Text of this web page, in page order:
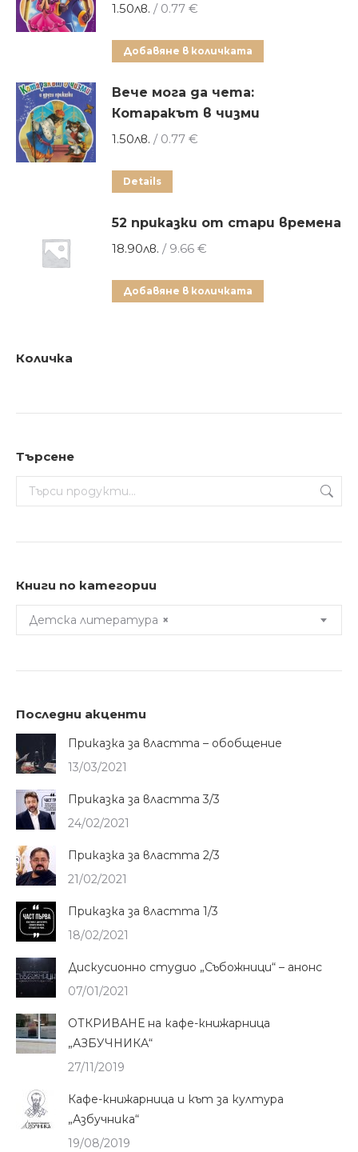
1.50лв. / 0.77 €
Добавяне в количката
Вече мога да чета:
Котаракът в чизми
1.50лв. / 0.77 €
Details
52 приказки от стари времена
18.90лв. / 9.66 €
Добавяне в количката
Количка
Търсене
Книги по категории
×
Детска литература
Последни акценти
Приказка за властта – обобщение
13/03/2021
Приказка за властта 3/3
24/02/2021
Приказка за властта 2/3
21/02/2021
Приказка за властта 1/3
18/02/2021
Дискусионно студио „Събожници“ – анонс
07/01/2021
ОТКРИВАНЕ на кафе-книжарница
„АЗБУЧНИКА“
27/11/2019
Кафе-книжарница и кът за култура
„Азбучника“
19/08/2019